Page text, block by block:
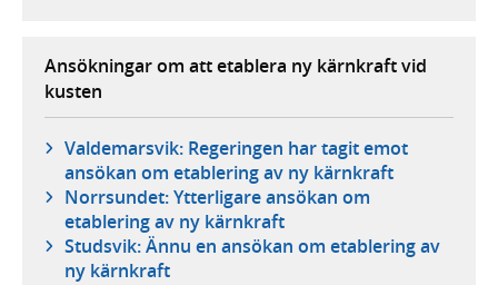
Ansökningar om att etablera ny kärnkraft vid
kusten
Valdemarsvik: Regeringen har tagit emot
ansökan om etablering av ny kärnkraft
Norrsundet: Ytterligare ansökan om
etablering av ny kärnkraft
Studsvik: Ännu en ansökan om etablering av
ny kärnkraft